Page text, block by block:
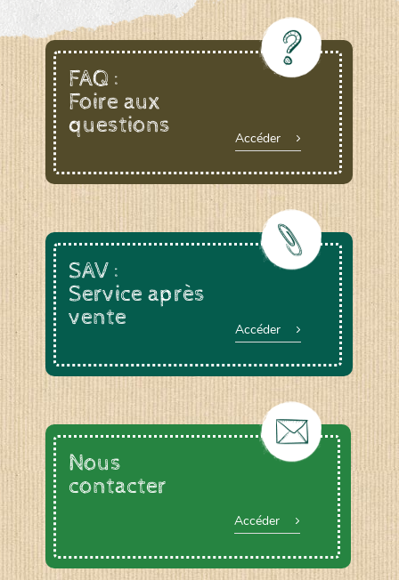
FAQ :
Foire aux
questions
Accéder
SAV :
Service après
vente
Accéder
Nous
contacter
Accéder